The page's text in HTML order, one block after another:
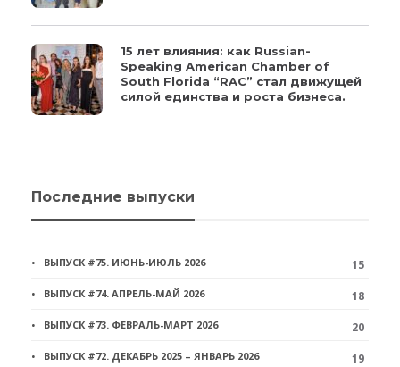
15 лет влияния: как Russian-
Speaking American Chamber of
South Florida “RAC” стал движущей
силой единства и роста бизнеса.
Последние выпуски
ВЫПУСК #75. ИЮНЬ-ИЮЛЬ 2026 15
ВЫПУСК #74. АПРЕЛЬ-МАЙ 2026 18
ВЫПУСК #73. ФЕВРАЛЬ-МАРТ 2026 20
ВЫПУСК #72. ДЕКАБРЬ 2025 – ЯНВАРЬ 2026 19